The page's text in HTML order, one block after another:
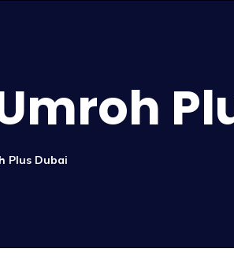
Plus Dubai